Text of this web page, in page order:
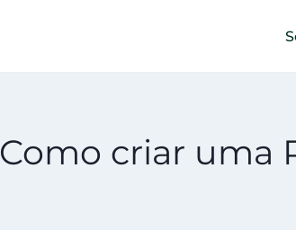
Como criar uma